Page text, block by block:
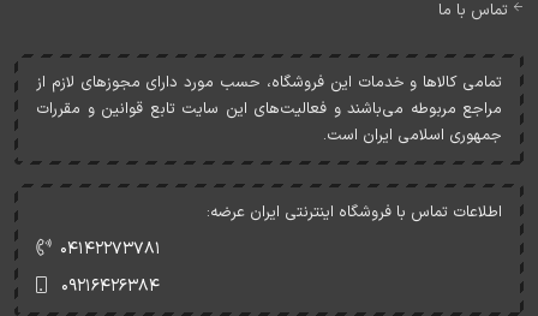
تماس با ما
تمامی کالاها و خدمات اين فروشگاه، حسب مورد دارای مجوزهای لازم از
مراجع مربوطه می‌باشند و فعاليت‌های اين سايت تابع قوانين و مقررات
جمهوری اسلامی ايران است.
اطلاعات تماس با فروشگاه اینترنتی ایران عرضه:
۰۴۱۴۲۲۷۳۷۸۱
۰۹۲۱۶۴۲۶۳۸۴